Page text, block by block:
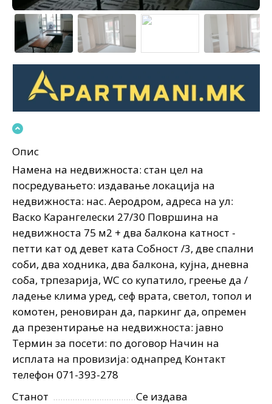
Опис
Намена на недвижноста: стан цел на
посредувањето: издавање локација на
недвижноста: нас. Аеродром, адреса на ул:
Васко Карангелески 27/30 Површина на
недвижноста 75 м2 + два балкона катност -
петти кат од девет ката Собност /3, две спални
соби, два ходника, два балкона, кујна, дневна
соба, трпезарија, WC со купатило, греење да /
ладење клима уред, сеф врата, светол, топол и
комотен, реновиран да, паркинг да, опремен
да презентирање на недвижноста: јавно
Термин за посети: по договор Начин на
исплата на провизија: однапред Контакт
телефон 071-393-278
Станот
Се издава